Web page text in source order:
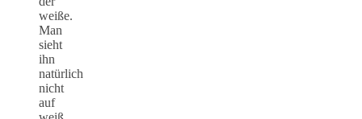
weiße.
Man
sieht
ihn
natürlich
nicht
auf